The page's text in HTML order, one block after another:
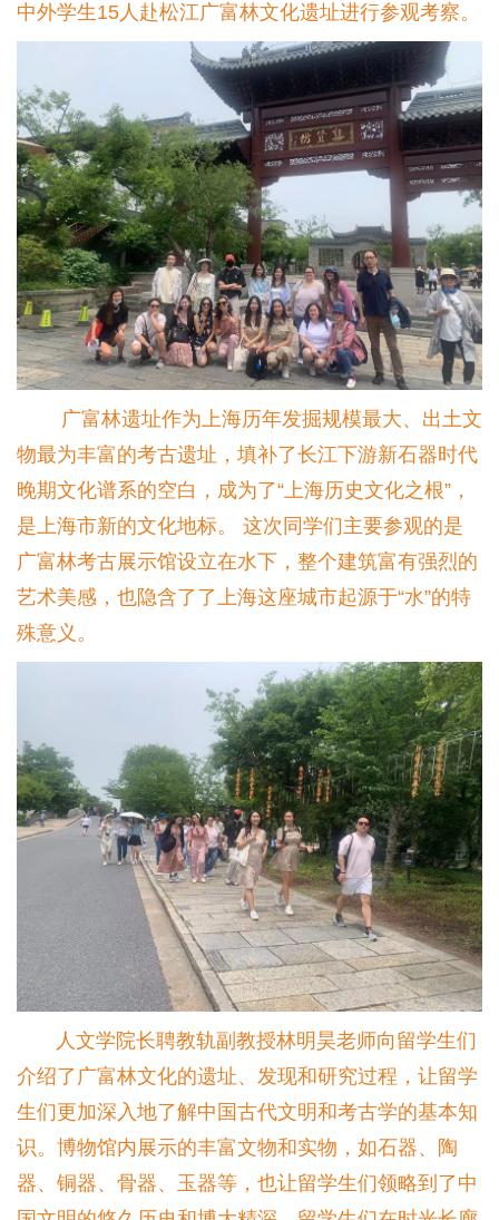
中外学生15人赴松江广富林文化遗址进行参观考察。
广富林遗址作为上海历年发掘规模最大、出土文
物最为丰富的考古遗址，填补了长江下游新石器时代
晚期文化谱系的空白，成为了“上海历史文化之根”，
是上海市新的文化地标。 这次同学们主要参观的是
广富林考古展示馆设立在水下，整个建筑富有强烈的
艺术美感，也隐含了了上海这座城市起源于“水”的特
殊意义。
人文学院长聘教轨副教授林明昊老师向留学生们
介绍了广富林文化的遗址、发现和研究过程，让留学
生们更加深入地了解中国古代文明和考古学的基本知
识。博物馆内展示的丰富文物和实物，如石器、陶
器、铜器、骨器、玉器等，也让留学生们领略到了中